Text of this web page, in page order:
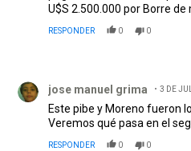
U$S 2.500.000 por Borre de
RESPONDER 0 0
jose manuel grima 3 DE
Este pibe y Moreno fueron
Veremos qué pasa en el
RESPONDER 0 0